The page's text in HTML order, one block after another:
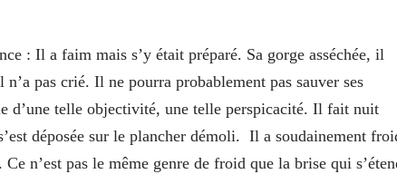
: Il a faim mais s’y était préparé. Sa gorge asséchée, il
pas crié. Il ne pourra probablement pas sauver ses
d’une telle objectivité, une telle perspicacité. Il fait nuit
déposée sur le plancher démoli. Il a soudainement
n’est pas le même genre de froid que la brise qui